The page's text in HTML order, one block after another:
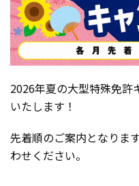
2026年夏の大型特殊免許
いたします！
先着順のご案内となりま
わせください。